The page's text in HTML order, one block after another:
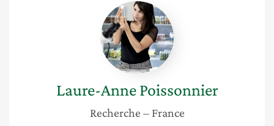
Laure-
Anne
Poissonnier
Laure-Anne Poissonnier
Recherche – France